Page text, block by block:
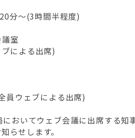
分～(3時間半程度)
室
による出席)
員ウェブによる出席)
おいてウェブ会議に出席する知
らせします。